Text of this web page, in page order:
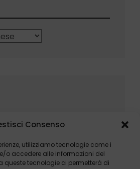
Consenso
utilizziamo tecnologie come i
o accedere alle informazioni del
queste tecnologie ci permetterà di